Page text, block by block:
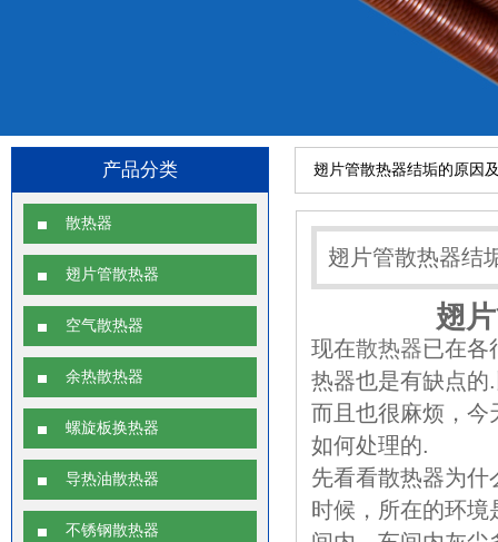
产品分类
散热器
翅片管散热器
空气散热器
余热散热器
螺旋板换热器
导热油散热器
不锈钢散热器
翅片管散热器结垢的原因
翅片管散热器结
翅
现在散热器已在各
热器也是有缺点的
而且也很麻烦，今
如何处理的.
先看看散热器为
时候，所在的环